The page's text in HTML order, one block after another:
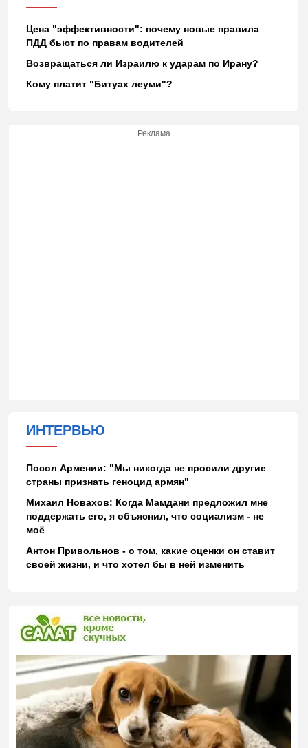
Цена "эффективности": почему новые правила
ПДД бьют по правам водителей
Возвращаться ли Израилю к ударам по Ирану?
Кому платит "Битуах леуми"?
Реклама
ИНТЕРВЬЮ
Посол Армении: "Мы никогда не просили другие
страны признать геноцид армян"
Михаил Новахов: Когда Мамдани предложил мне
поддержать его, я объяснил, что социализм - не
моё
Антон Привольнов - о том, какие оценки он ставит
своей жизни, и что хотел бы в ней изменить